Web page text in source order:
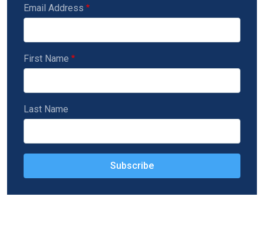
Email Address
First Name
Last Name